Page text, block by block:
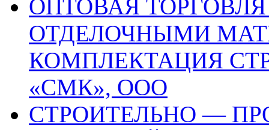
ОПТОВАЯ
ОТДЕЛОЧНЫМИ
КОМПЛЕКТАЦИЯ
«СМК», ООО
СТРОИТЕЛЬНО —